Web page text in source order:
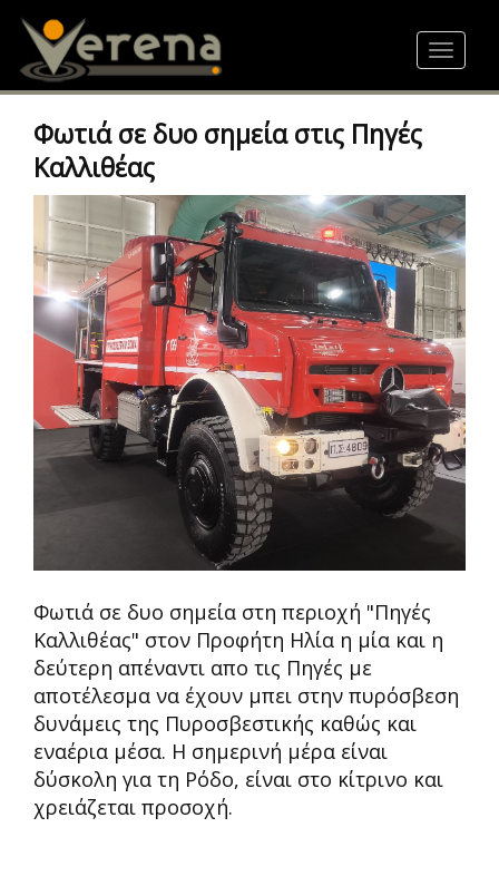
content
Toggle
Φωτιά σε δυο σημεία στις Πηγές
Καλλιθέας
Φωτιά σε δυο σημεία στη περιοχή "Πηγές
Καλλιθέας" στον Προφήτη Ηλία η μία και η
δεύτερη απέναντι απο τις Πηγές με
αποτέλεσμα να έχουν μπει στην πυρόσβεση
δυνάμεις της Πυροσβεστικής καθώς και
εναέρια μέσα. Η σημερινή μέρα είναι
δύσκολη για τη Ρόδο, είναι στο κίτρινο και
χρειάζεται προσοχή.